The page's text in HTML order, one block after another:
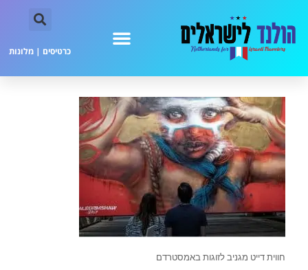
כרטיסים | מלונות
חווית דייט מגניב לזוגות באמסטרדם